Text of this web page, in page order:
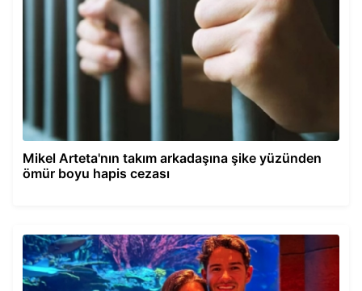
Mikel Arteta'nın takım arkadaşına şike yüzünden
ömür boyu hapis cezası